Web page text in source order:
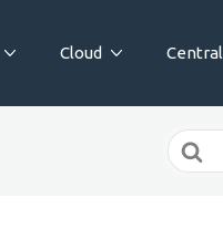
Cloud Central
Search
For